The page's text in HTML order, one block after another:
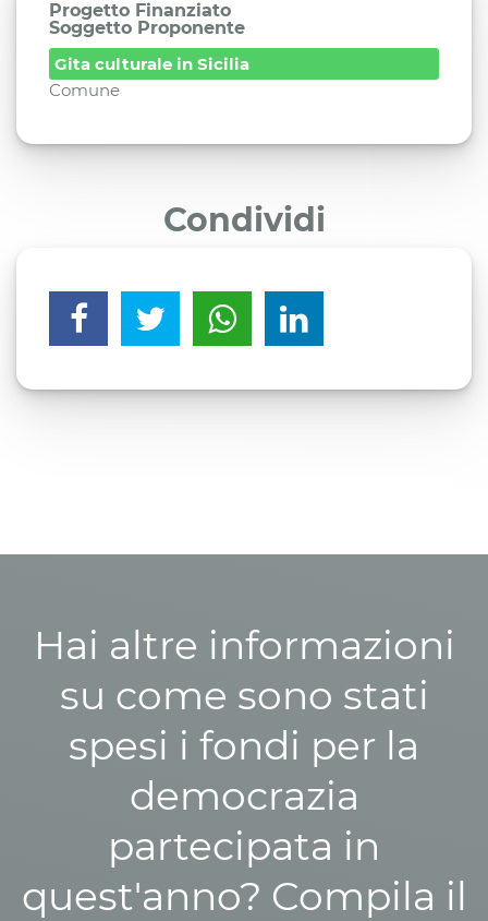
Progetto Finanziato
Soggetto Proponente
Gita culturale in Sicilia
Comune
Condividi
Hai altre informazioni
su come sono stati
spesi i fondi per la
democrazia
partecipata in
quest'anno? Compila il